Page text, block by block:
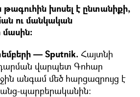
խոսել է ընտանիքի,
ու մանկական
— Sputnik. Հայտնի
վարպետ Գոհար
անգամ մեծ հարցազրույց է
պարբերականին։